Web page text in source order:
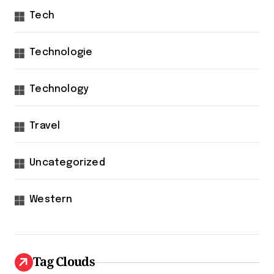
Tech
Technologie
Technology
Travel
Uncategorized
Western
Tag Clouds